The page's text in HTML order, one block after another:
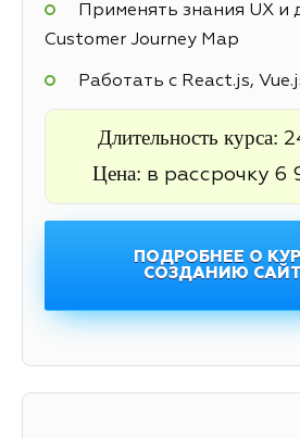
Применять знания UX и
Customer Journey Map
Работать с React.js,
Длительность курса:
Цена: в рассрочку 6
ПОДРОБНЕЕ О
СОЗДАНИЮ